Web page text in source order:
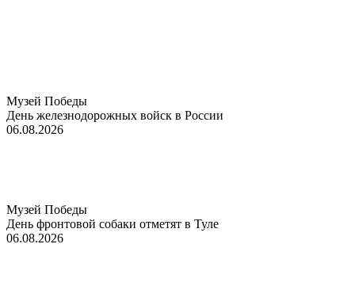
Музей Победы
День железнодорожных войск в России
06.08.2026
Музей Победы
День фронтовой собаки отметят в Туле
06.08.2026